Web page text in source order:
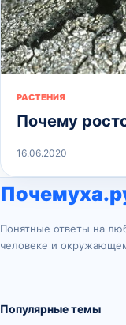
РАСТЕНИЯ
Почему
16.06.2020
Понятные ответы на
человеке и
Популярные темы